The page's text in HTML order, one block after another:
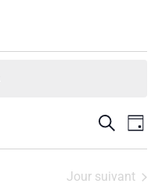
et
Recherche
de
Jour
Jour suivant